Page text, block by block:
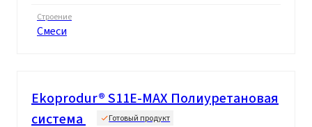
Строение
Смеси
Ekoprodur® S11E-MAX Полиуретановая
система
Готовый продукт